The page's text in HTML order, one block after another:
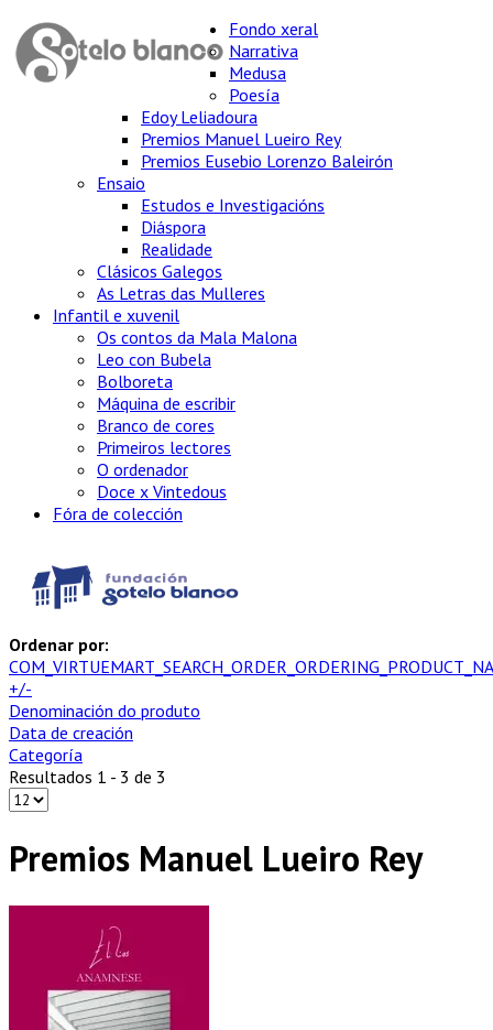
Fondo xeral
Narrativa
Medusa
Poesía
Edoy Leliadoura
Premios Manuel Lueiro Rey
Premios Eusebio Lorenzo Baleirón
Ensaio
Estudos e Investigacións
Diáspora
Realidade
Clásicos Galegos
As Letras das Mulleres
Infantil e xuvenil
Os contos da Mala Malona
Leo con Bubela
Bolboreta
Máquina de escribir
Branco de cores
Primeiros lectores
O ordenador
Doce x Vintedous
Fóra de colección
Ordenar por:
+/-
Denominación do produto
Data de creación
Categoría
Resultados 1 - 3 de 3
Premios Manuel Lueiro Rey